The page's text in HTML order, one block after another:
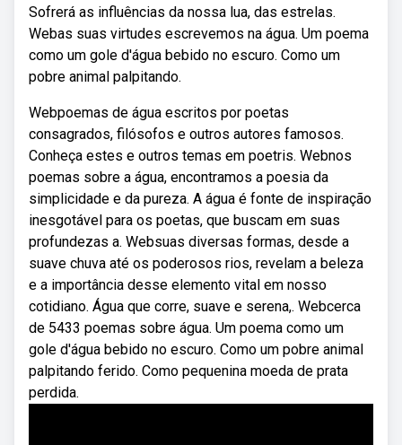
Sofrerá as influências da nossa lua, das estrelas.
Webas suas virtudes escrevemos na água. Um poema
como um gole d'água bebido no escuro. Como um
pobre animal palpitando.
Webpoemas de água escritos por poetas
consagrados, filósofos e outros autores famosos.
Conheça estes e outros temas em poetris. Webnos
poemas sobre a água, encontramos a poesia da
simplicidade e da pureza. A água é fonte de inspiração
inesgotável para os poetas, que buscam em suas
profundezas a. Websuas diversas formas, desde a
suave chuva até os poderosos rios, revelam a beleza
e a importância desse elemento vital em nosso
cotidiano. Água que corre, suave e serena,. Webcerca
de 5433 poemas sobre água. Um poema como um
gole d'água bebido no escuro. Como um pobre animal
palpitando ferido. Como pequenina moeda de prata
perdida.